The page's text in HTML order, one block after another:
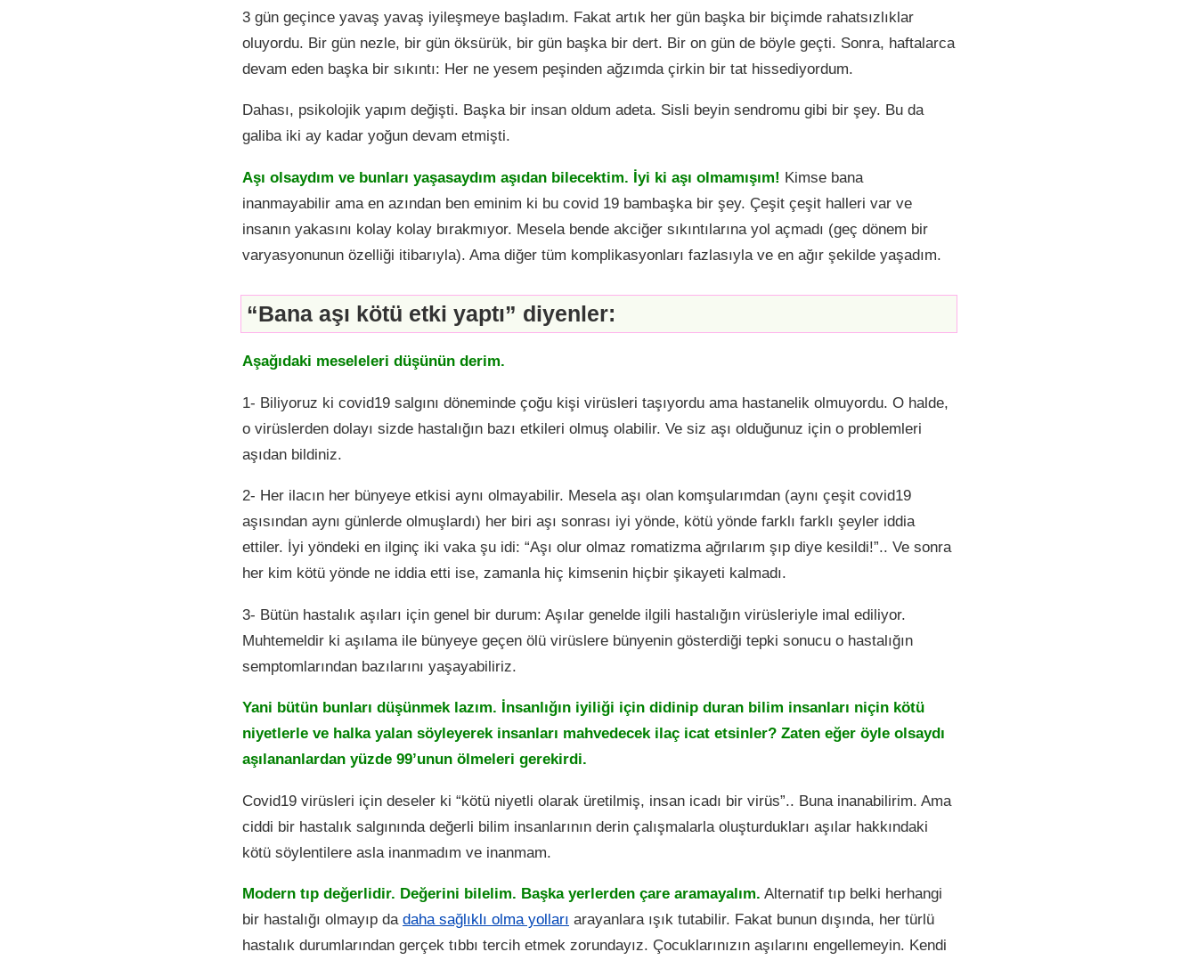
3 gün geçince yavaş yavaş iyileşmeye başladım. Fakat artık her gün başka bir biçimde rahatsızlıklar
oluyordu. Bir gün nezle, bir gün öksürük, bir gün başka bir dert. Bir on gün de böyle geçti. Sonra, haftalarca
devam eden başka bir sıkıntı: Her ne yesem peşinden ağzımda çirkin bir tat hissediyordum.
Dahası, psikolojik yapım değişti. Başka bir insan oldum adeta. Sisli beyin sendromu gibi bir şey. Bu da
galiba iki ay kadar yoğun devam etmişti.
Aşı olsaydım ve bunları yaşasaydım aşıdan bilecektim. İyi ki aşı olmamışım! Kimse bana
inanmayabilir ama en azından ben eminim ki bu covid 19 bambaşka bir şey. Çeşit çeşit halleri var ve
insanın yakasını kolay kolay bırakmıyor. Mesela bende akciğer sıkıntılarına yol açmadı (geç dönem bir
varyasyonunun özelliği itibarıyla). Ama diğer tüm komplikasyonları fazlasıyla ve en ağır şekilde yaşadım.
“Bana aşı kötü etki yaptı” diyenler:
Aşağıdaki meseleleri düşünün derim.
1- Biliyoruz ki covid19 salgını döneminde çoğu kişi virüsleri taşıyordu ama hastanelik olmuyordu. O halde,
o virüslerden dolayı sizde hastalığın bazı etkileri olmuş olabilir. Ve siz aşı olduğunuz için o problemleri
aşıdan bildiniz.
2- Her ilacın her bünyeye etkisi aynı olmayabilir. Mesela aşı olan komşularımdan (aynı çeşit covid19
aşısından aynı günlerde olmuşlardı) her biri aşı sonrası iyi yönde, kötü yönde farklı farklı şeyler iddia
ettiler. İyi yöndeki en ilginç iki vaka şu idi: “Aşı olur olmaz romatizma ağrılarım şıp diye kesildi!”.. Ve sonra
her kim kötü yönde ne iddia etti ise, zamanla hiç kimsenin hiçbir şikayeti kalmadı.
3- Bütün hastalık aşıları için genel bir durum: Aşılar genelde ilgili hastalığın virüsleriyle imal ediliyor.
Muhtemeldir ki aşılama ile bünyeye geçen ölü virüslere bünyenin gösterdiği tepki sonucu o hastalığın
semptomlarından bazılarını yaşayabiliriz.
Yani bütün bunları düşünmek lazım. İnsanlığın iyiliği için didinip duran bilim insanları niçin kötü
niyetlerle ve halka yalan söyleyerek insanları mahvedecek ilaç icat etsinler? Zaten eğer öyle olsaydı
aşılananlardan yüzde 99’unun ölmeleri gerekirdi.
Covid19 virüsleri için deseler ki “kötü niyetli olarak üretilmiş, insan icadı bir virüs”.. Buna inanabilirim. Ama
ciddi bir hastalık salgınında değerli bilim insanlarının derin çalışmalarla oluşturdukları aşılar hakkındaki
kötü söylentilere asla inanmadım ve inanmam.
Modern tıp değerlidir. Değerini bilelim. Başka yerlerden çare aramayalım. Alternatif tıp belki herhangi
bir hastalığı olmayıp da daha sağlıklı olma yolları arayanlara ışık tutabilir. Fakat bunun dışında, her türlü
hastalık durumlarından gerçek tıbbı tercih etmek zorundayız. Çocuklarınızın aşılarını engellemeyin. Kendi